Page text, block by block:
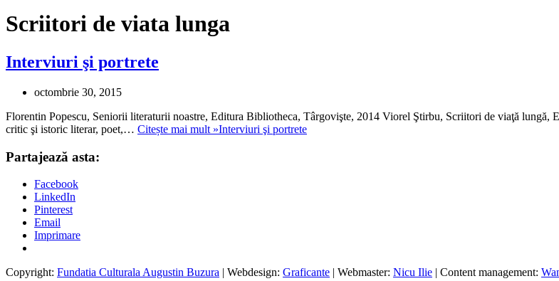
Scriitori de viata lunga
Interviuri şi portrete
octombrie 30, 2015
Florentin Popescu, Seniorii literaturii noastre, Editura Bibliotheca, Târgovişte, 2014 Viorel Ştirbu, Scriitori de viaţă
critic şi istoric literar, poet,… Citește mai mult »Interviuri şi portrete
Partajează asta:
Facebook
LinkedIn
Pinterest
Email
Imprimare
Copyright: Fundatia Culturala Augustin Buzura | Webdesign: Graficante | Webmaster: Nicu Ilie | Content management: